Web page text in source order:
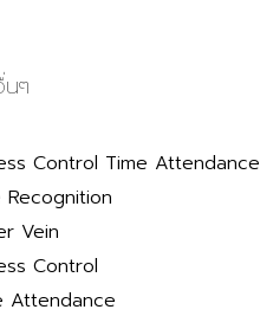
นๆ
Control Time Attendance
Recognition
Vein
Control
Attendance